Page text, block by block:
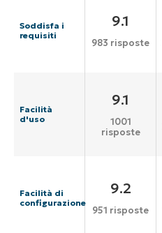
Soddisfa i
requisiti
9.1
983 risposte
Facilità
d'uso
9.1
1001
risposte
Facilità di
configurazione
9.2
951 risposte